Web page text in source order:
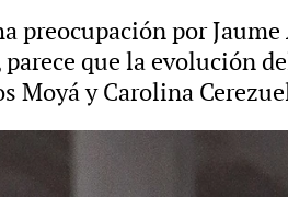
preocupación por
que la evolución
Moyá y Carolina